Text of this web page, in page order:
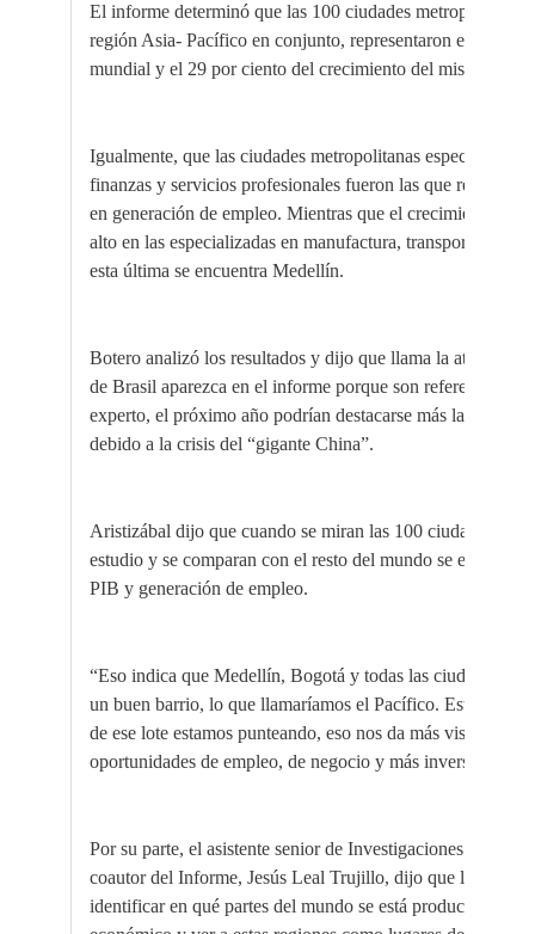
El informe determinó que las 100 ciudades metropolitanas
región Asia- Pacífico en conjunto, representaron el 20 por
mundial y el 29 por ciento del crecimiento del mismo.
Igualmente, que las ciudades metropolitanas
finanzas y servicios profesionales fueron las que
en generación de empleo. Mientras que el crecimiento PIB
alto en las especializadas en manufactura, transporte,
esta última se encuentra Medellín.
Botero analizó los resultados y dijo que llama la atención
de Brasil aparezca en el informe porque son referentes en
experto, el próximo año podrían destacarse más las
debido a la crisis del “gigante China”.
Aristizábal dijo que cuando se miran las 100 ciudades
estudio y se comparan con el resto del mundo se encontró
PIB y generación de empleo.
“Eso indica que Medellín, Bogotá y todas las ciudades
un buen barrio, lo que llamaríamos el Pacífico. Estamos
de ese lote estamos punteando, eso nos da más visibilidad
oportunidades de empleo, de negocio y más inversión
Por su parte, el asistente senior de Investigaciones del
coautor del Informe, Jesús Leal Trujillo, dijo que la
identificar en qué partes del mundo se está produciendo